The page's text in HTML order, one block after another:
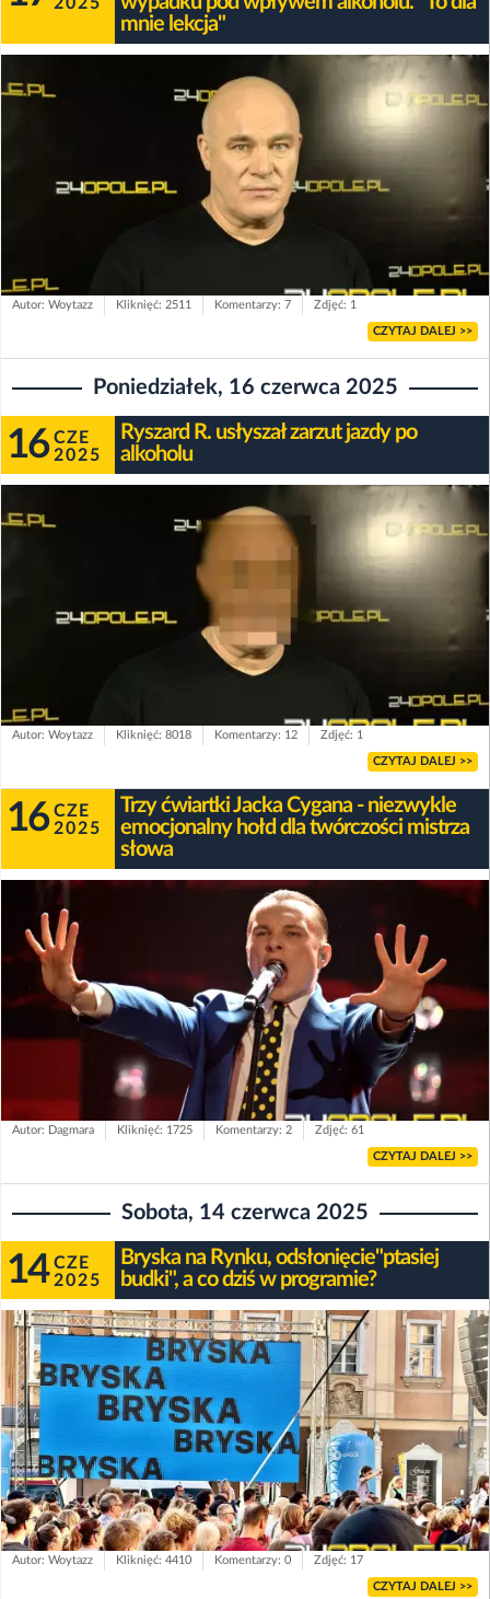
mnie lekcja"
Autor: Woytazz Kliknięć: 2511 Komentarzy: 7 Zdjęć: 1
CZYTAJ DALEJ >>
Poniedziałek, 16 czerwca 2025
16 CZE
2025
Ryszard R. usłyszał zarzut jazdy po
alkoholu
Autor: Woytazz Kliknięć: 8018 Komentarzy: 12 Zdjęć: 1
CZYTAJ DALEJ >>
16 CZE
2025
Trzy ćwiartki Jacka Cygana - niezwykle
emocjonalny hołd dla twórczości mistrza
słowa
Autor: Dagmara Kliknięć: 1725 Komentarzy: 2 Zdjęć: 61
CZYTAJ DALEJ >>
Sobota, 14 czerwca 2025
14 CZE
2025
Bryska na Rynku, odsłonięcie"ptasiej
budki", a co dziś w programie?
Autor: Woytazz Kliknięć: 4410 Komentarzy: 0 Zdjęć: 17
CZYTAJ DALEJ >>